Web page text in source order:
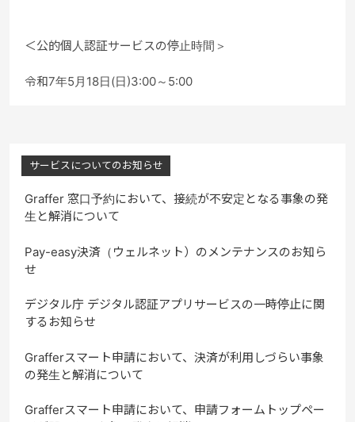
＜公的個人認証サービスの停止時間＞
令和7年5月18日(日)3:00～5:00
サービスについてのお知らせ
Graffer 窓口予約において、接続が不安定となる事象の発
生と解消について
Pay-easy決済（ウェルネット）のメンテナンスのお知ら
せ
デジタル庁 デジタル認証アプリサービスの一時停止に関
するお知らせ
Grafferスマート申請において、決済が利用しづらい事象
の発生と解消について
Grafferスマート申請において、申請フォームトップペー